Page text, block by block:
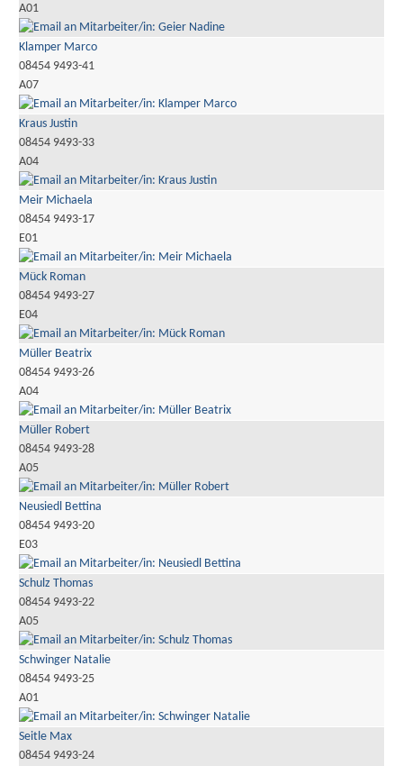
A01
Klamper Marco
08454 9493-41
A07
Kraus Justin
08454 9493-33
A04
Meir Michaela
08454 9493-17
E01
Mück Roman
08454 9493-27
E04
Müller Beatrix
08454 9493-26
A04
Müller Robert
08454 9493-28
A05
Neusiedl Bettina
08454 9493-20
E03
Schulz Thomas
08454 9493-22
A05
Schwinger Natalie
08454 9493-25
A01
Seitle Max
08454 9493-24